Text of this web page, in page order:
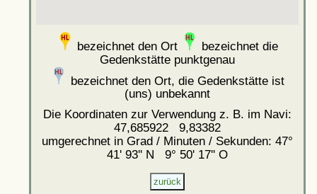
bezeichnet den Ort
bezeichnet die
Gedenkstätte punktgenau
bezeichnet den Ort, die Gedenkstätte ist
(uns) unbekannt
Die Koordinaten zur Verwendung z. B. im Navi:
47,685922 9,83382
umgerechnet in Grad / Minuten / Sekunden: 47°
41' 93'' N 9° 50' 17'' O